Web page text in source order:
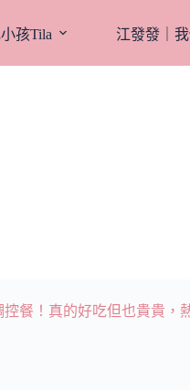
孩Tila 江發發｜
控餐！真的好吃但也貴貴，